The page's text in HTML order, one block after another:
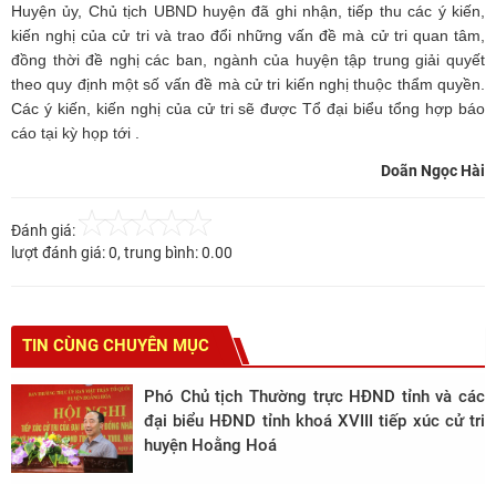
Huyện ủy, Chủ tịch UBND huyện đã ghi nhận, tiếp thu các ý kiến,
kiến nghị của cử tri và trao đổi những vấn đề mà cử tri quan tâm,
đồng thời đề nghị các ban, ngành của huyện tập trung giải quyết
theo quy định một số vấn đề mà cử tri kiến nghị thuộc thẩm quyền.
Các ý kiến, kiến nghị của cử tri sẽ được Tổ đại biểu tổng hợp báo
cáo tại kỳ họp tới .
Doãn Ngọc Hài
Đánh giá:
lượt đánh giá:0, trung bình:0.00
TIN CÙNG CHUYÊN MỤC
Phó Chủ tịch Thường trực HĐND tỉnh và các
đại biểu HĐND tỉnh khoá XVIII tiếp xúc cử tri
huyện Hoằng Hoá